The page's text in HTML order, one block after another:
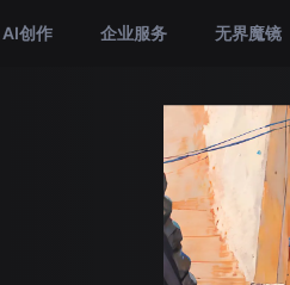
AI创作 企业服务 无界魔镜